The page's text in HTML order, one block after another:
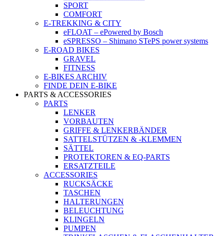
SPORT
COMFORT
E-TREKKING & CITY
eFLOAT – ePowered by Bosch
eSPRESSO – Shimano STePS power systems
E-ROAD BIKES
GRAVEL
FITNESS
E-BIKES ARCHIV
FINDE DEIN E-BIKE
PARTS & ACCESSORIES
PARTS
LENKER
VORBAUTEN
GRIFFE & LENKERBÄNDER
SATTELSTÜTZEN & -KLEMMEN
SÄTTEL
PROTEKTOREN & EQ-PARTS
ERSATZTEILE
ACCESSORIES
RUCKSÄCKE
TASCHEN
HALTERUNGEN
BELEUCHTUNG
KLINGELN
PUMPEN